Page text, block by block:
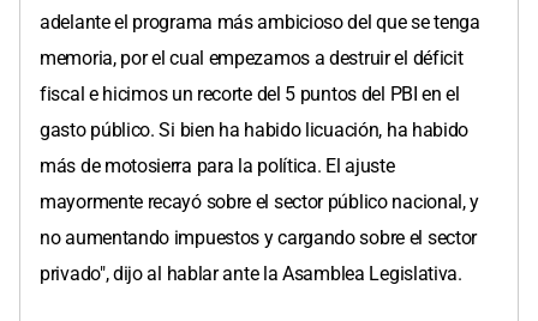
adelante el programa más ambicioso del que se tenga
memoria, por el cual empezamos a destruir el déficit
fiscal e hicimos un recorte del 5 puntos del PBI en el
gasto público. Si bien ha habido licuación, ha habido
más de motosierra para la política. El ajuste
mayormente recayó sobre el sector público nacional, y
no aumentando impuestos y cargando sobre el sector
privado", dijo al hablar ante la Asamblea Legislativa.